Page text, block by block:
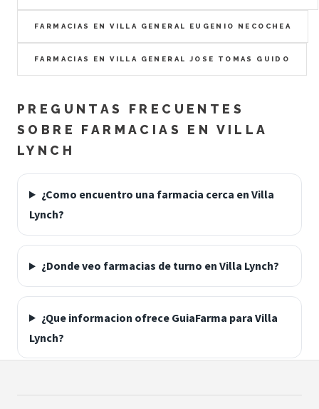
FARMACIAS EN VILLA GENERAL EUGENIO NECOCHEA
FARMACIAS EN VILLA GENERAL JOSE TOMAS GUIDO
PREGUNTAS FRECUENTES
SOBRE FARMACIAS EN VILLA
LYNCH
¿Como encuentro una farmacia cerca en Villa
Lynch?
¿Donde veo farmacias de turno en Villa Lynch?
¿Que informacion ofrece GuiaFarma para Villa
Lynch?